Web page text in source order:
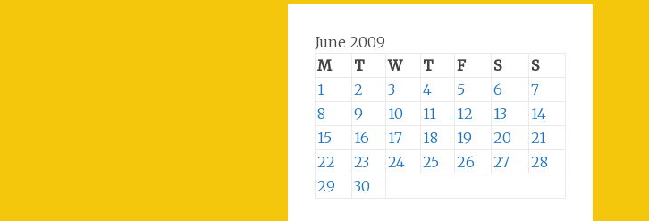
June 2009
M
T W T F S
S
1
2 3 4 5 6
7
8
9 10 11 12 13
14
15
16 17 18 19 20
21
22
23 24 25 26 27
28
29
30